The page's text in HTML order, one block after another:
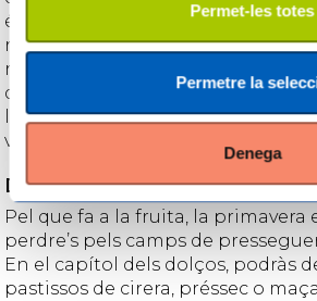
Permet-les totes
Permetre la
Denega
és terra d’arròs, hi trobaràs
riquesa i mestratge. No tenen res
restaurants d’interior als de la
d’interior són de primera qualitat,
l’horta i els fruiters. A més de la
vedella i caça, i l’oli i els vins de la
Dolça gastronomia
Pel que fa a la fruita, la primavera
perdre’s pels camps de
En el capítol dels dolços, podràs
pastissos de cirera, préssec o